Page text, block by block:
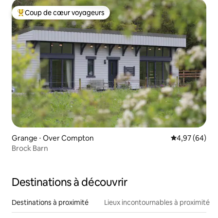
Coups de cœur voyageurs les plus appréciés
Coup de cœur voyageurs
Grange ⋅ Over Compton Évaluation
4,97 (64)
Brock Barn
Destinations à découvrir
Destinations à proximité Lieux incontournables à proximité